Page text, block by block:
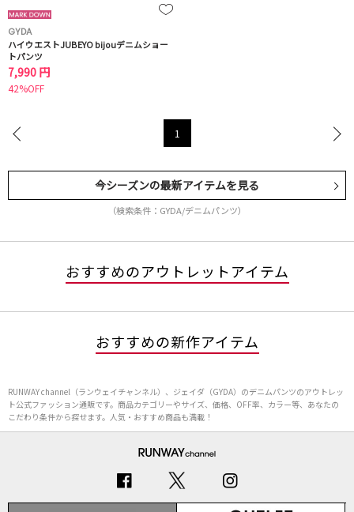
GYDA
ハイウエストJUBEYO bijouデニムショー
トパンツ
7,990 円
42%OFF
1
今シーズンの最新アイテムを見る
（検索条件：GYDA/デニムパンツ）
おすすめのアウトレットアイテム
おすすめの新作アイテム
RUNWAY channel（ランウェイチャンネル）、ジェイダ（GYDA）のデニムパンツのアウトレッ
ト公式ファッション通販です。商品カテゴリーやサイズ、価格、OFF率、カラー等、あなたの
こだわり条件から探せます。人気・おすすめ商品も満載！